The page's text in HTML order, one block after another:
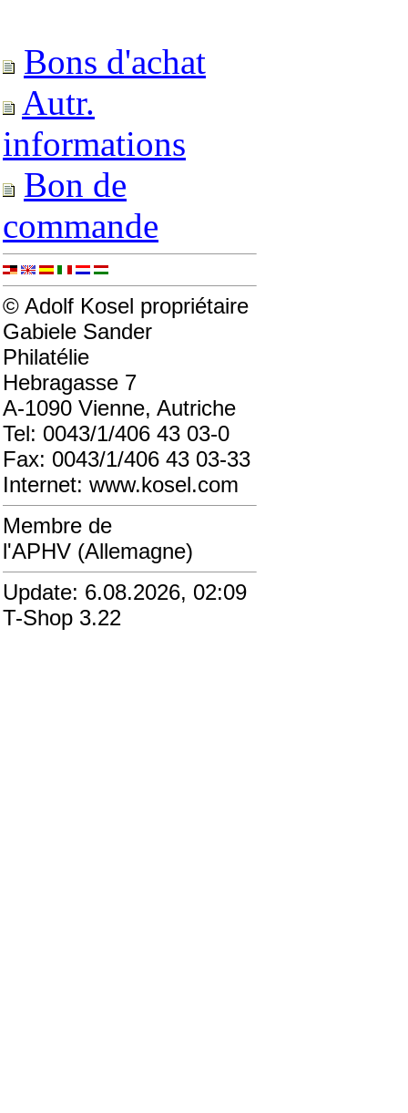
Bons d'achat
Autr.
informations
Bon de
commande
© Adolf Kosel propriétaire
Gabiele Sander
Philatélie
Hebragasse 7
A-1090 Vienne, Autriche
Tel: 0043/1/406 43 03-0
Fax: 0043/1/406 43 03-33
Internet: www.kosel.com
Membre de
l'APHV (Allemagne)
Update: 6.08.2026, 02:09
T-Shop 3.22